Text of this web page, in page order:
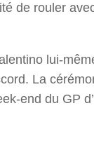
de rouler
lui-
La
end du GP